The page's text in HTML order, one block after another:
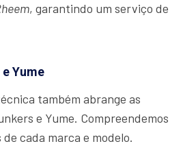
, garantindo um serviço de
Yume
também abrange as
e Yume. Compreendemos
cada marca e modelo.